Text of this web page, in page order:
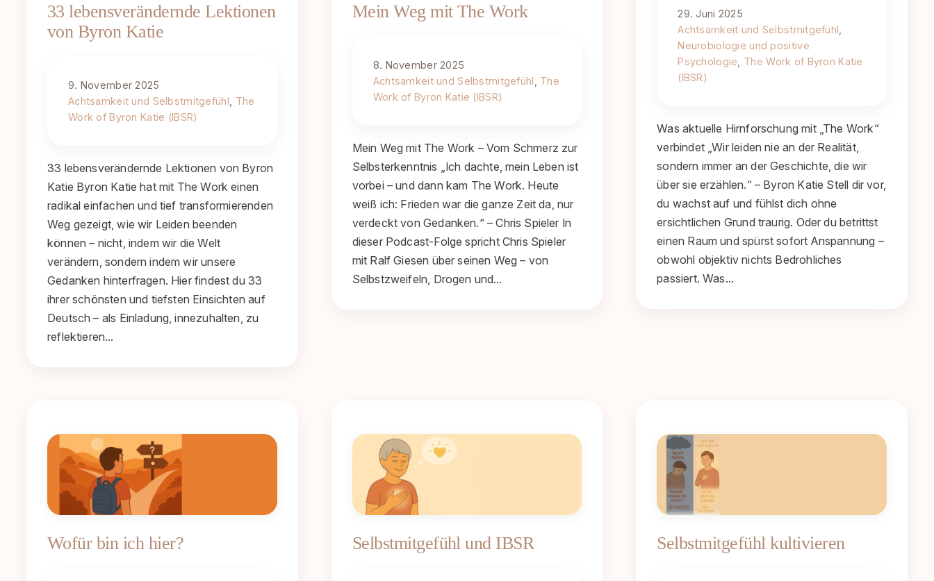
33 lebensverändernde Lektionen
von Byron Katie
9. November 2025
Achtsamkeit und Selbstmitgefühl
The
Work of Byron Katie (IBSR)
33 lebensverändernde Lektionen von Byron
Katie Byron Katie hat mit The Work einen
radikal einfachen und tief transformierenden
Weg gezeigt, wie wir Leiden beenden
können – nicht, indem wir die Welt
verändern, sondern indem wir unsere
Gedanken hinterfragen. Hier findest du 33
ihrer schönsten und tiefsten Einsichten auf
Deutsch – als Einladung, innezuhalten, zu
reflektieren…
Mein Weg mit The Work
8. November 2025
Achtsamkeit und Selbstmitgefühl
The
Work of Byron Katie (IBSR)
Mein Weg mit The Work – Vom Schmerz zur
Selbsterkenntnis „Ich dachte, mein Leben ist
vorbei – und dann kam The Work. Heute
weiß ich: Frieden war die ganze Zeit da, nur
verdeckt von Gedanken.“ – Chris Spieler In
dieser Podcast-Folge spricht Chris Spieler
mit Ralf Giesen über seinen Weg – von
Selbstzweifeln, Drogen und…
29. Juni 2025
Achtsamkeit und Selbstmitgefühl
Neurobiologie und positive
Psychologie
The Work of Byron Katie
(IBSR)
Was aktuelle Hirnforschung mit „The Work“
verbindet „Wir leiden nie an der Realität,
sondern immer an der Geschichte, die wir
über sie erzählen.“ – Byron Katie Stell dir vor,
du wachst auf und fühlst dich ohne
ersichtlichen Grund traurig. Oder du betrittst
einen Raum und spürst sofort Anspannung –
obwohl objektiv nichts Bedrohliches
passiert. Was…
Wofür bin ich hier? Selbstmitgefühl und IBSR Selbstmitgefühl kultivieren